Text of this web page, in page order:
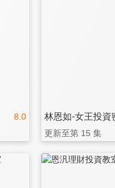
8.0 林恩如-女王投資
更新至第 15 集